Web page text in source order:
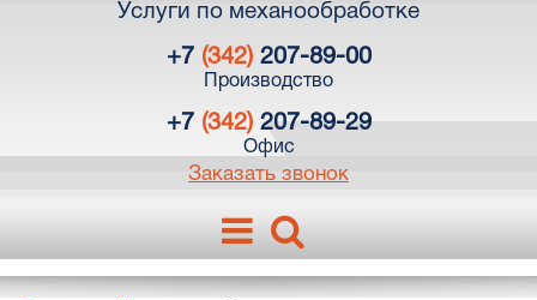
Услуги по механообработке
+7 (342)207-89-00
Производство
+7 (342)207-89-29
Офис
Заказать звонок